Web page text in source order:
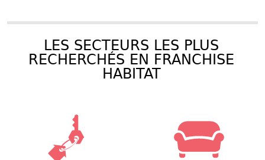
LES SECTEURS LES PLUS
RECHERCHÉS EN FRANCHISE
HABITAT